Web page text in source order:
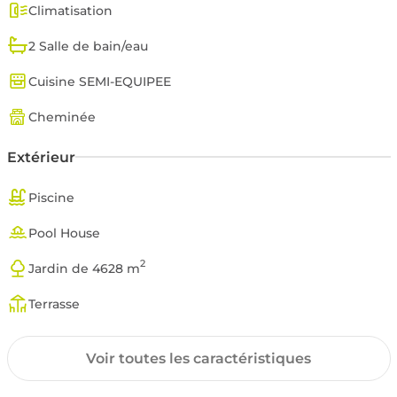
Climatisation
2 Salle de bain/eau
Cuisine SEMI-EQUIPEE
Cheminée
Extérieur
Piscine
Pool House
Jardin de 4628 m2
Terrasse
Surfaces annexes
Local à vélo
Voir toutes les caractéristiques